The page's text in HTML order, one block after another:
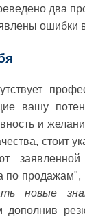
два
ошибки в
вашу
и
стоит
по продажам",
новые
дополнив